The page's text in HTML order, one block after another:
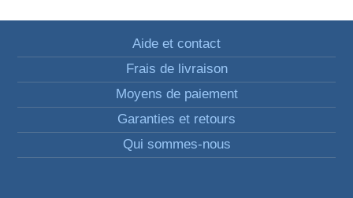
Aide et contact
Frais de livraison
Moyens de paiement
Garanties et retours
Qui sommes-nous